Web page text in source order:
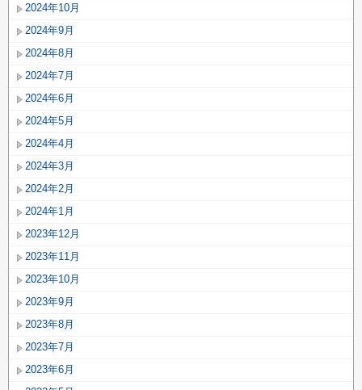
2024年10月
2024年9月
2024年8月
2024年7月
2024年6月
2024年5月
2024年4月
2024年3月
2024年2月
2024年1月
2023年12月
2023年11月
2023年10月
2023年9月
2023年8月
2023年7月
2023年6月